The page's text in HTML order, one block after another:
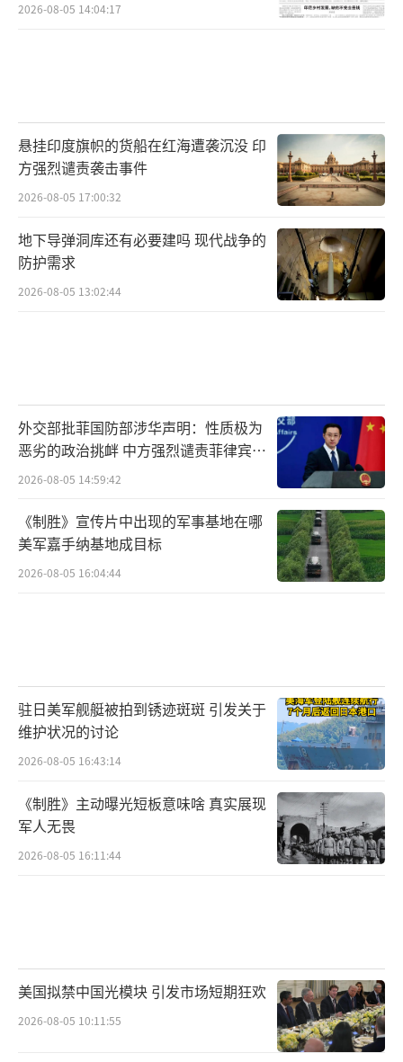
2026-08-05 14:04:17
悬挂印度旗帜的货船在红海遭袭沉没 印
方强烈谴责袭击事件
2026-08-05 17:00:32
地下导弹洞库还有必要建吗 现代战争的
防护需求
2026-08-05 13:02:44
外交部批菲国防部涉华声明：性质极为
恶劣的政治挑衅 中方强烈谴责菲律宾行
为
2026-08-05 14:59:42
《制胜》宣传片中出现的军事基地在哪
美军嘉手纳基地成目标
2026-08-05 16:04:44
驻日美军舰艇被拍到锈迹斑斑 引发关于
维护状况的讨论
2026-08-05 16:43:14
《制胜》主动曝光短板意味啥 真实展现
军人无畏
2026-08-05 16:11:44
美国拟禁中国光模块 引发市场短期狂欢
2026-08-05 10:11:55